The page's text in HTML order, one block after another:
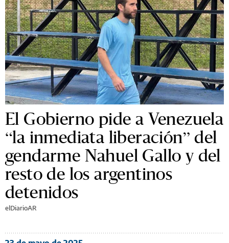
El Gobierno pide a Venezuela
“la inmediata liberación” del
gendarme Nahuel Gallo y del
resto de los argentinos
detenidos
elDiarioAR